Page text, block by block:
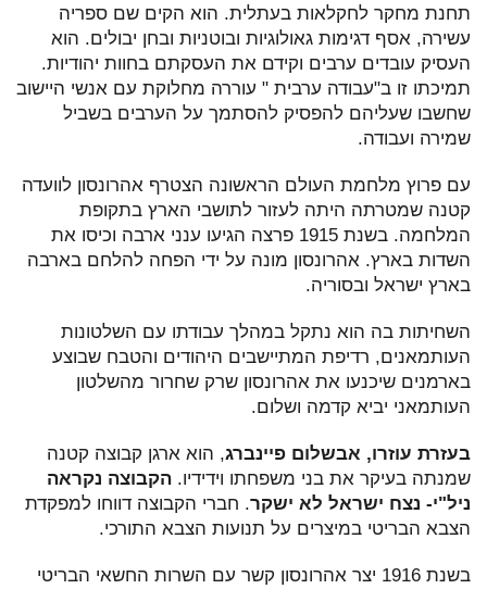
תחנת מחקר לחקלאות בעתלית. הוא הקים שם ספריה
עשירה, אסף דגימות גאולוגיות ובוטניות ובחן יבולים. הוא
העסיק עובדים ערבים וקידם את העסקתם בחוות יהודיות.
תמיכתו זו ב"עבודה ערבית " עוררה מחלוקת עם אנשי היישוב
שחשבו שעליהם להפסיק להסתמך על הערבים בשביל
שמירה ועבודה.
עם פרוץ מלחמת העולם הראשונה הצטרף אהרונסון לוועדה
קטנה שמטרתה היתה לעזור לתושבי הארץ בתקופת
המלחמה. בשנת 1915 פרצה הגיעו ענני ארבה וכיסו את
השדות בארץ. אהרונסון מונה על ידי הפחה להלחם בארבה
בארץ ישראל ובסוריה.
השחיתות בה הוא נתקל במהלך עבודתו עם השלטונות
העותמאנים, רדיפת המתיישבים היהודים והטבח שבוצע
בארמנים שיכנעו את אהרונסון שרק שחרור מהשלטון
העותמאני יביא קדמה ושלום.
בעזרת עוזרו, אבשלום פיינברג, הוא ארגן קבוצה קטנה
שמנתה בעיקר את בני משפחתו וידידיו. הקבוצה נקראה
ניל"י- נצח ישראל לא ישקר. חברי הקבוצה דווחו למפקדת
הצבא הבריטי במיצרים על תנועות הצבא התורכי.
בשנת 1916 יצר אהרונסון קשר עם השרות החשאי הבריטי